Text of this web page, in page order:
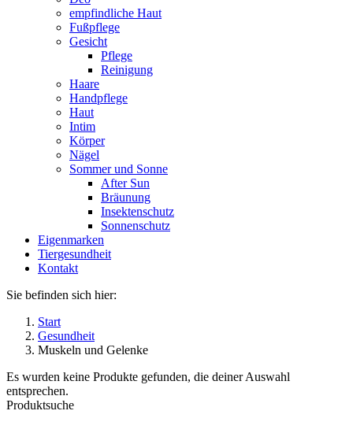
empfindliche Haut
Fußpflege
Gesicht
Pflege
Reinigung
Haare
Handpflege
Haut
Intim
Körper
Nägel
Sommer und Sonne
After Sun
Bräunung
Insektenschutz
Sonnenschutz
Eigenmarken
Tiergesundheit
Kontakt
Sie befinden sich hier:
Start
Gesundheit
Muskeln und Gelenke
Es wurden keine Produkte gefunden, die deiner Auswahl
entsprechen.
Produktsuche